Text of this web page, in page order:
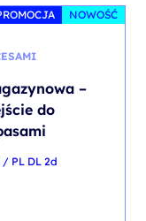
NOWOŚĆ
–
do
/ PL DL 2d